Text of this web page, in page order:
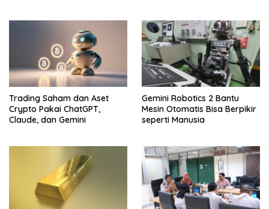
Trading Saham dan Aset
Crypto Pakai ChatGPT,
Claude, dan Gemini
Gemini Robotics 2 Bantu
Mesin Otomatis Bisa Berpikir
seperti Manusia